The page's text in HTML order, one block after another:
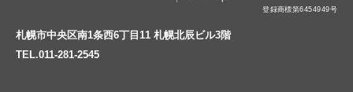
登録商標第6454949号
札幌市中央区南1条西6丁目11 札幌北辰ビル3階
TEL.011-281-2545